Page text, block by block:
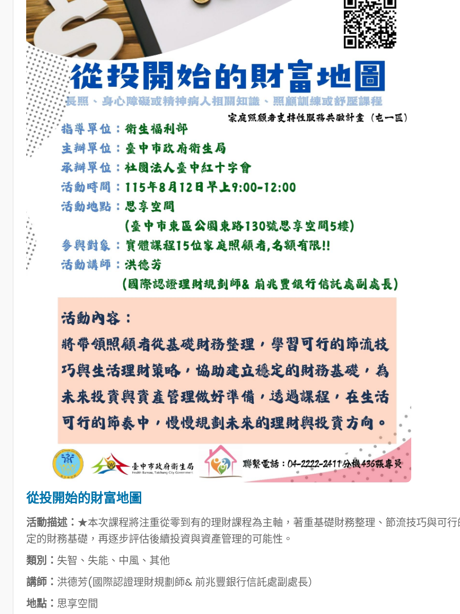
從投開始的財富地圖
活動描述：★本次課程將注重從零到有的理財課程為主軸，著重基礎財務整理、節流技巧與可行的生活理財的相關策略，
定的財務基礎，再逐步評估後續投資與資產管理的可能性。
失智、失能、中風、其他
講師： 洪德芳(國際認證理財規劃師& 前兆豐銀行信託處副處長）
地點： 思享空間
地址： 臺中市東區公園東路130號思享空間5樓
首場次：
2026-08-12 09:00:00
查看 / 報名